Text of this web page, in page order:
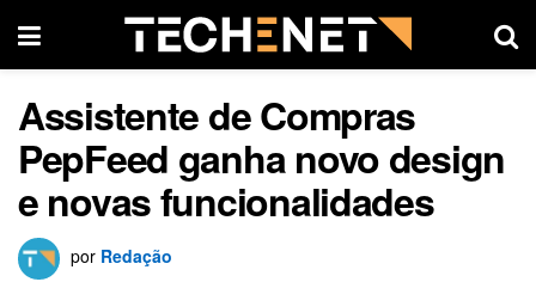
Assistente de Compras
PepFeed ganha novo design
e novas funcionalidades
por Redação